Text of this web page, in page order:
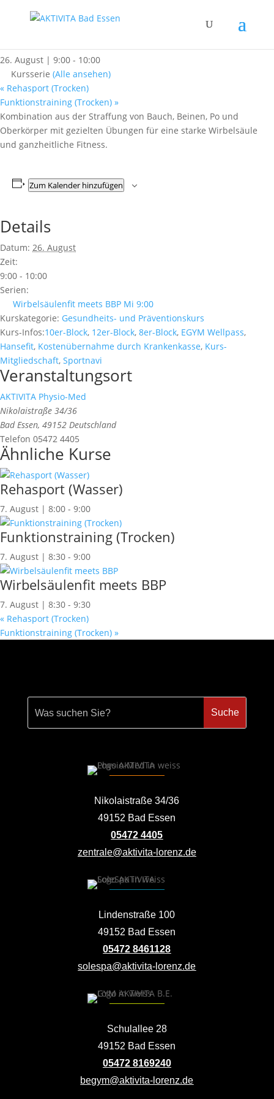
« Alle Kurse
26. August | 9:00 - 10:00
Kursserie (Alle ansehen)
« Rehasport (Trocken)
Funktionstraining (Trocken) »
Kombination aus der Straffung von Bauch, Beinen, Po und
Oberkörper mit gezielten Übungen für eine starke Wirbelsäule
und ganzheitliche Fitness.
Zum Kalender hinzufügen
Details
Datum: 26. August
Zeit:
9:00 - 10:00
Serien:
Wirbelsäulenfit meets BBP Mi 9:00
Kurskategorie: Gesundheits- und Präventionskurs
Kurs-Infos:10er-Block, 12er-Block, 8er-Block, EGYM Wellpass,
Hansefit, Kostenübernahme durch Krankenkasse, Kurs-
Mitgliedschaft, Sportnavi
Veranstaltungsort
AKTIVITA Physio-Med
Nikolaistraße 34/36
Bad Essen, 49152 Deutschland
Telefon 05472 4405
Ähnliche Kurse
Rehasport (Wasser)
7. August | 8:00 - 9:00
Funktionstraining (Trocken)
7. August | 8:30 - 9:00
Wirbelsäulenfit meets BBP
7. August | 8:30 - 9:30
« Rehasport (Trocken)
Funktionstraining (Trocken) »
Nikolaistraße 34/36
49152 Bad Essen
05472 4405
zentrale@aktivita-lorenz.de
Lindenstraße 100
49152 Bad Essen
05472 8461128
solespa@aktivita-lorenz.de
Schulallee 28
49152 Bad Essen
05472 8169240
begym@aktivita-lorenz.de